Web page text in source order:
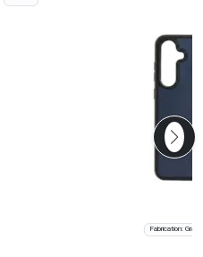
Fabrication: